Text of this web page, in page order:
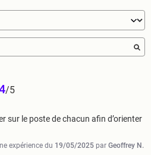
/5
sur le poste de chacun afin d’orienter
expérience du 19/05/2025 par Geoffrey N.